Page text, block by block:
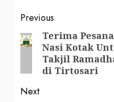
Post
navigation
Previous
Previous
post:
Terima
Nasi Kotak
Takjil
di Tirtosari
Next